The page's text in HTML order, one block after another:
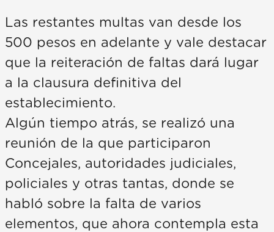
Las restantes multas van desde los
500 pesos en adelante y vale destacar
que la reiteración de faltas dará lugar
a la clausura definitiva del
establecimiento.
Algún tiempo atrás, se realizó una
reunión de la que participaron
Concejales, autoridades judiciales,
policiales y otras tantas, donde se
habló sobre la falta de varios
elementos, que ahora contempla esta